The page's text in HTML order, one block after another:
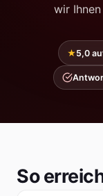
wir
★5,0
So